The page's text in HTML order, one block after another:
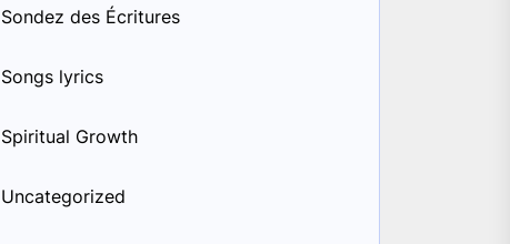
Sondez des Écritures
Songs lyrics
Spiritual Growth
Uncategorized